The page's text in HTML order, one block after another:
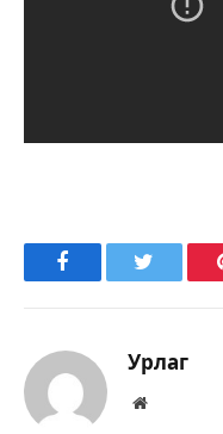
FacebookTwitter
Урлаг
Вэбсайт